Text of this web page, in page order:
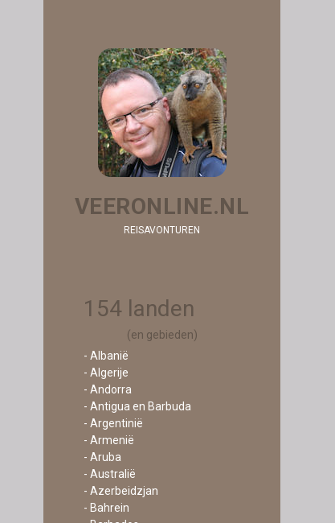
VEERONLINE.NL
REISAVONTUREN
154 landen
(en gebieden)
- Albanië
- Algerije
- Andorra
- Antigua en Barbuda
- Argentinië
- Armenië
- Aruba
- Australië
- Azerbeidzjan
- Bahrein